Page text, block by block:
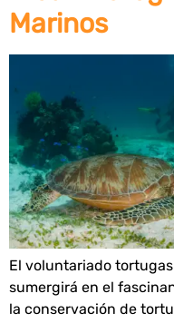
Marinos
El voluntariado
sumergirá en el
la conservación de